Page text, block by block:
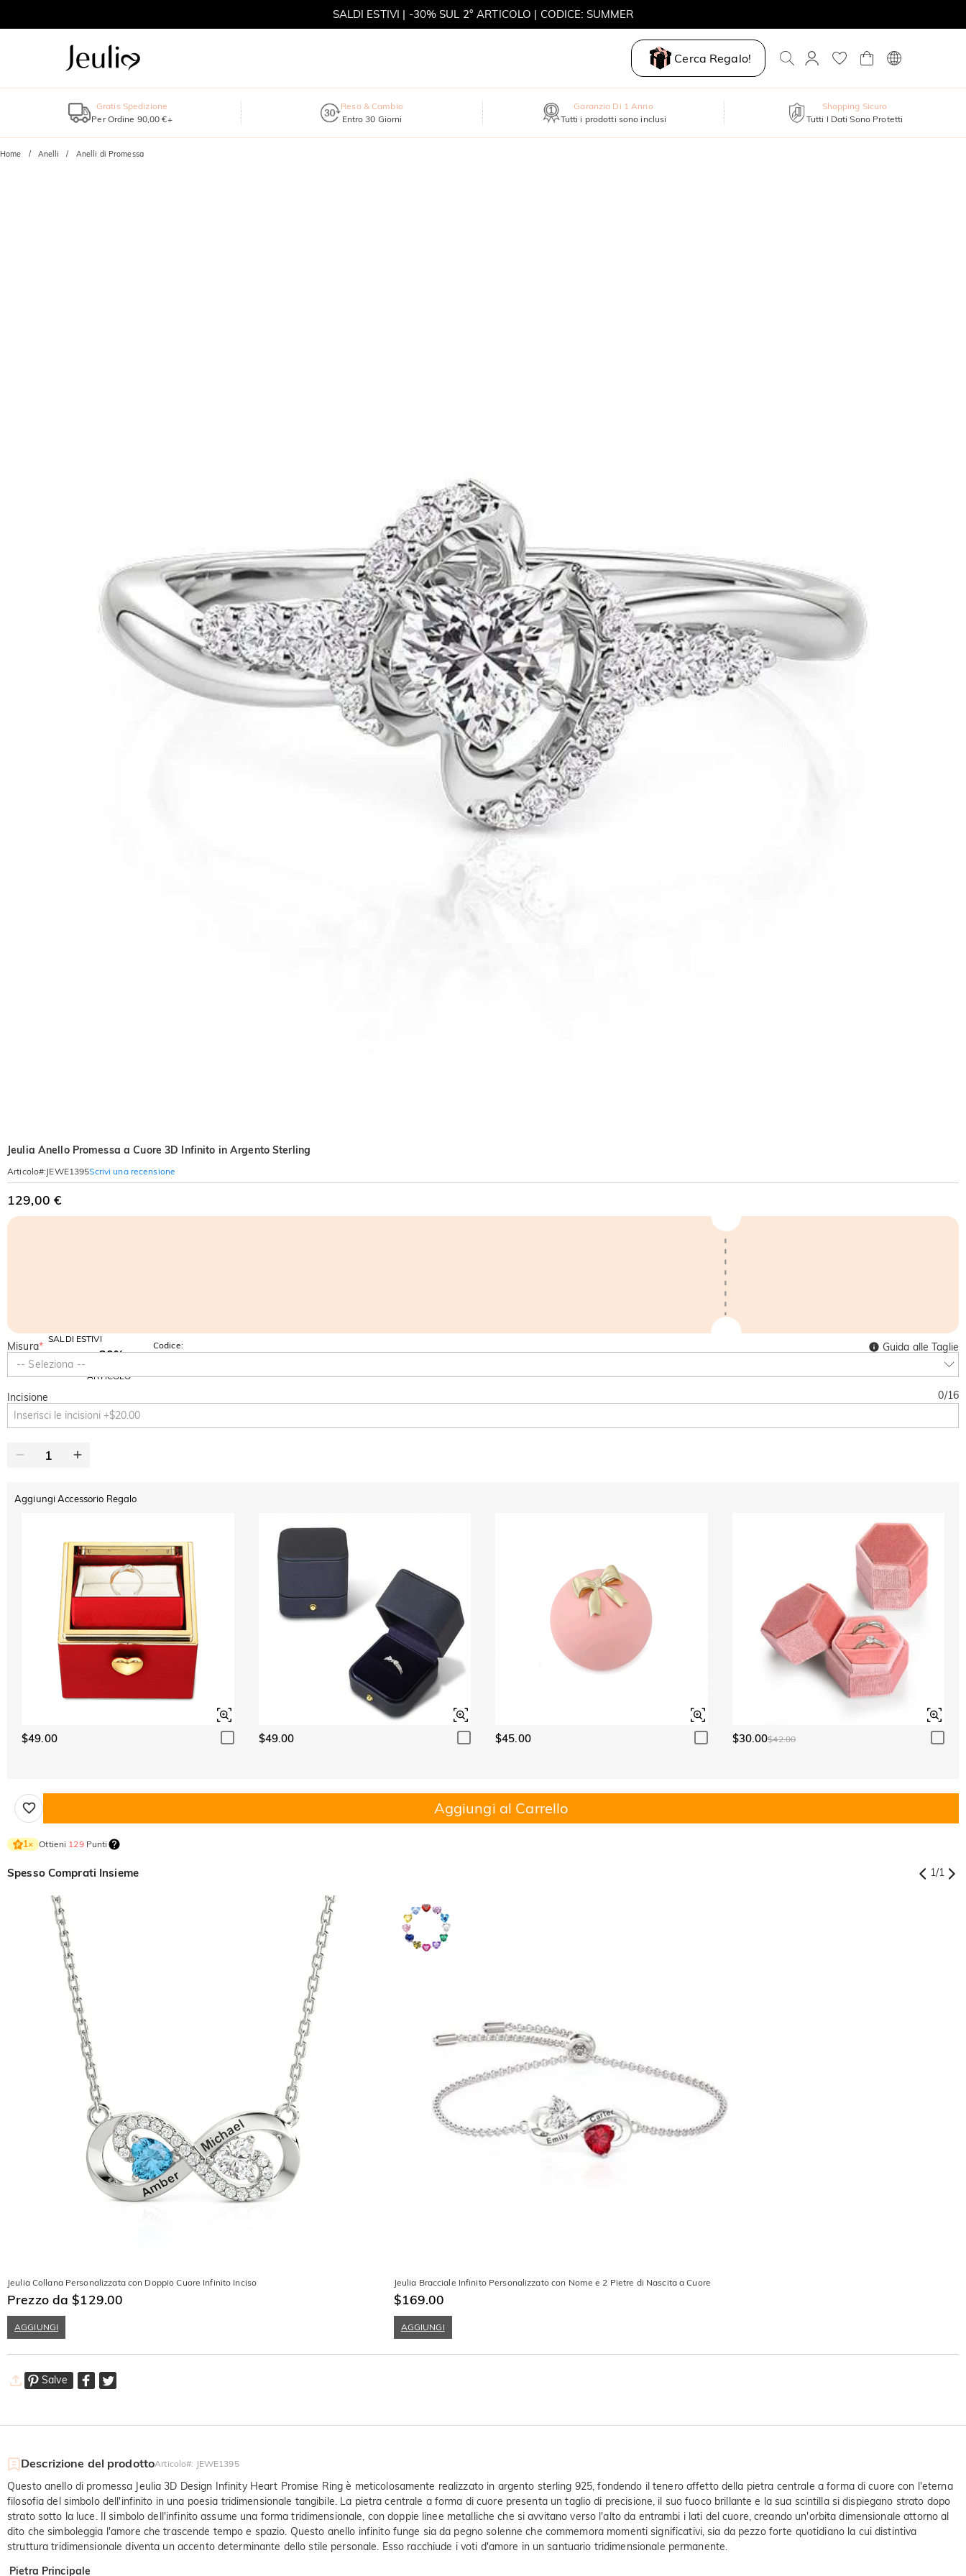
SALDI ESTIVI | -30% SUL 2° ARTICOLO | CODICE: SUMMER
Cerca Regalo!
Gratis Spedizione
Per Ordine 90,00 €+
Reso & Cambio
Entro 30 Giorni
Garanzia Di 1 Anno
Tutti i prodotti sono inclusi
Shopping Sicuro
Tutti I Dati Sono Protetti
Home Anelli Anelli di Promessa
Jeulia Anello Promessa a Cuore 3D Infinito in Argento Sterling
Articolo#: JEWE1395Scrivi una recensione
129,00 €
SALDI ESTIVI
-10%
SU TUTTO
-30%
ARTICOLO
Codice:
SUMMER
Misura*
-- Seleziona --
Guida alle Taglie
Incisione 0/16
Aggiungi Accessorio Regalo
$49.00 $49.00 $45.00 $30.00$42.00
Aggiungi al Carrello
1× Ottieni 129Punti
Spesso Comprati Insieme 1/1
Jeulia Collana Personalizzata con Doppio Cuore Infinito Inciso
Prezzo da $129.00
AGGIUNGI
Jeulia Bracciale Infinito Personalizzato con Nome e 2 Pietre di Nascita a Cuore
$169.00
AGGIUNGI
Salve
Descrizione del prodottoArticolo#: JEWE1395
Questo anello di promessa Jeulia 3D Design Infinity Heart Promise Ring è meticolosamente realizzato in argento sterling 925, fondendo il tenero affetto della pietra centrale a forma di cuore con l'eterna
filosofia del simbolo dell'infinito in una poesia tridimensionale tangibile. La pietra centrale a forma di cuore presenta un taglio di precisione, il suo fuoco brillante e la sua scintilla si dispiegano strato dopo
strato sotto la luce. Il simbolo dell'infinito assume una forma tridimensionale, con doppie linee metalliche che si avvitano verso l'alto da entrambi i lati del cuore, creando un'orbita dimensionale attorno al
dito che simboleggia l'amore che trascende tempo e spazio. Questo anello infinito funge sia da pegno solenne che commemora momenti significativi, sia da pezzo forte quotidiano la cui distintiva
struttura tridimensionale diventa un accento determinante dello stile personale. Esso racchiude i voti d'amore in un santuario tridimensionale permanente.
Pietra Principale